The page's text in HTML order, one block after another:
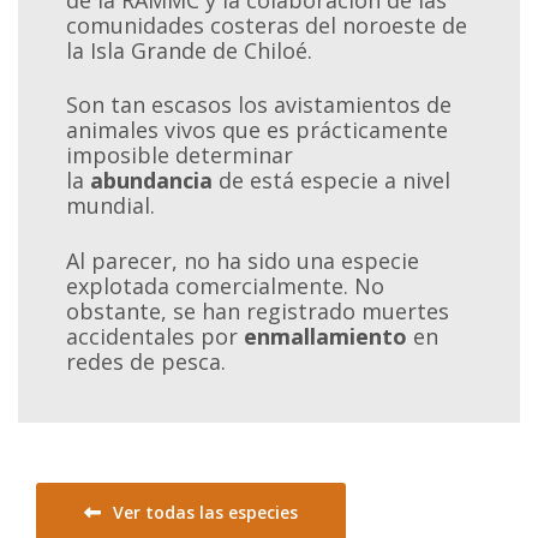
comunidades costeras del noroeste de
la Isla Grande de Chiloé.
Son tan escasos los avistamientos de
animales vivos que es prácticamente
imposible determinar
la abundancia de está especie a nivel
mundial.
Al parecer, no ha sido una especie
explotada comercialmente. No
obstante, se han registrado muertes
accidentales por enmallamiento en
redes de pesca.
Ver todas las especies